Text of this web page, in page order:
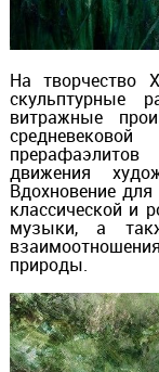
На творчество
скульптурные
витражные
движения
Вдохновение
классической и
музыки, а
природы.